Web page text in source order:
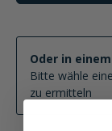
Oder in
Bitte wähle
zu ermitteln